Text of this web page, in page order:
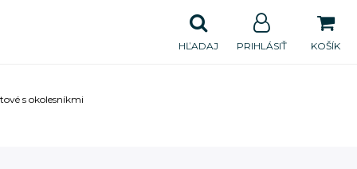
KOŠÍK
PRIHLÁSIŤ
HĽADAJ
s okolesníkmi